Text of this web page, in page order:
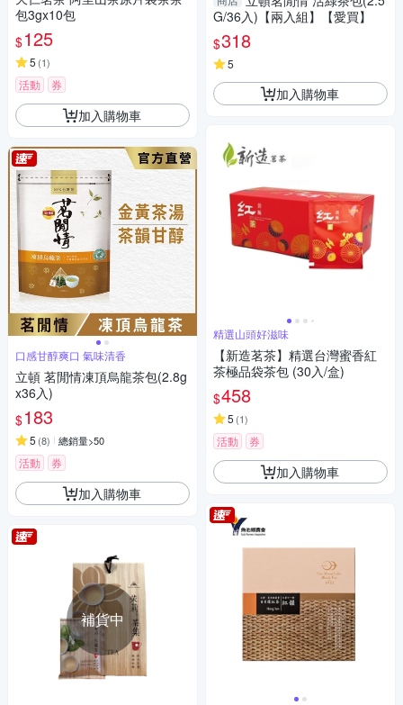
包3gx10包
$125
5 (1)
活動 券
加入購物車
口感甘醇爽口 氣味清香
立頓 茗閒情凍頂烏龍茶包(2.8g
x36入)
$183
5 (8) 總銷量>50
活動 券
加入購物車
補貨中
G/36入)【兩入組】【愛買】
$318
5
加入購物車
精選山頭好滋味
【新造茗茶】精選台灣蜜香紅
茶極品袋茶包 (30入/盒)
$458
5 (1)
活動 券
加入購物車